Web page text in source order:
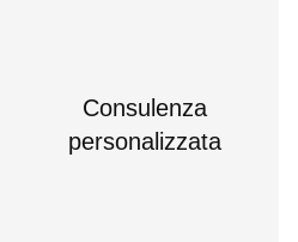
Consulenza
personalizzata